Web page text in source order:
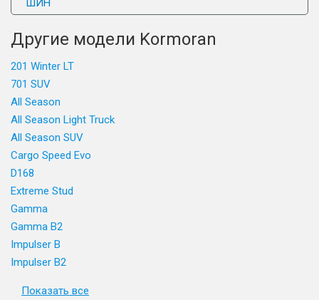
ШИН
Другие модели Kormoran
201 Winter LT
701 SUV
All Season
All Season Light Truck
All Season SUV
Cargo Speed Evo
D168
Extreme Stud
Gamma
Gamma B2
Impulser B
Impulser B2
Показать все